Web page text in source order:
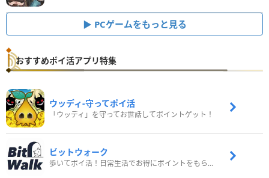
PCゲームをもっと見る
おすすめポイ活アプリ特集
ウッディ‐守ってポイ活
「ウッディ」を守ってお世話してポイントゲット！
ビットウォーク
歩いてポイ活！日常生活でお得にポイントをもらおう